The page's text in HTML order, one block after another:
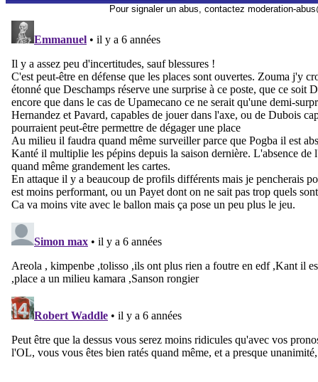
Pour signaler un abus, contactez moderation-